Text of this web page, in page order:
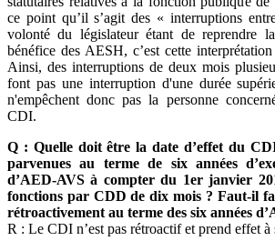
ce point qu’il s’agit des « interruptions
volonté du législateur étant de reprendre
bénéfice des AESH, c’est cette
Ainsi, des interruptions de deux mois
font pas une interruption d'une durée
n'empêchent donc pas la personne
CDI.
Q : Quelle doit être la date d’effet du
parvenues au terme de six années
d’AED-AVS à compter du 1er janvier
fonctions par CDD de dix mois ? Faut-il
rétroactivement au terme des six années
R : Le CDI n’est pas rétroactif et prend effet à